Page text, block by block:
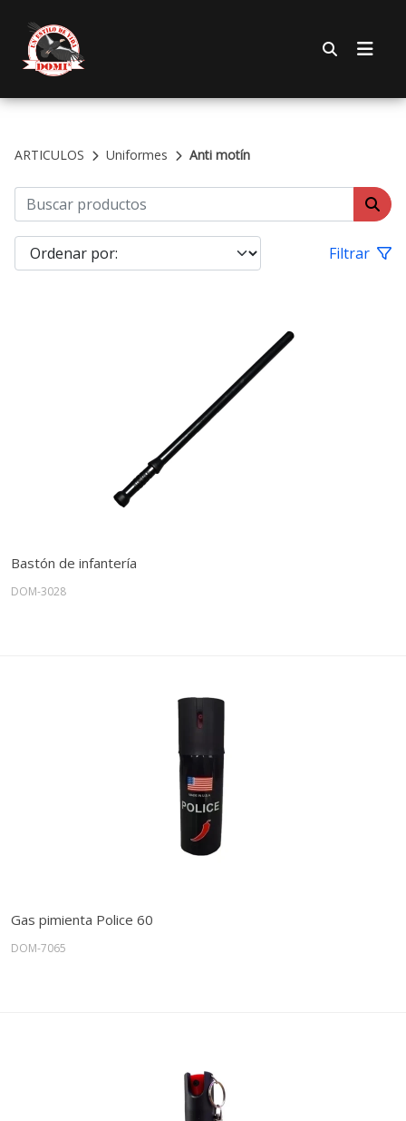
ARTICULOS Uniformes Anti motín
Filtrar
Bastón de infantería
DOM-3028
Gas pimienta Police 60
DOM-7065